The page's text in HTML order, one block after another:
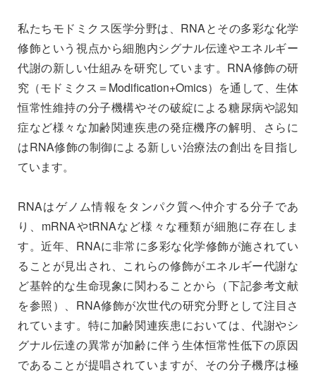
私たちモドミクス医学分野は、RNAとその多彩な化学
修飾という視点から細胞内シグナル伝達やエネルギー
代謝の新しい仕組みを研究しています。RNA修飾の研
究（モドミクス＝Modification+Omics）を通して、生体
恒常性維持の分子機構やその破綻による糖尿病や認知
症など様々な加齢関連疾患の発症機序の解明、さらに
はRNA修飾の制御による新しい治療法の創出を目指し
ています。
RNAはゲノム情報をタンパク質へ仲介する分子であ
り、mRNAやtRNAなど様々な種類が細胞に存在しま
す。近年、RNAに非常に多彩な化学修飾が施されてい
ることが見出され、これらの修飾がエネルギー代謝な
ど基幹的な生命現象に関わることから（下記参考文献
を参照）、RNA修飾が次世代の研究分野として注目さ
れています。特に加齢関連疾患においては、代謝やシ
グナル伝達の異常が加齢に伴う生体恒常性低下の原因
であることが提唱されていますが、その分子機序は極